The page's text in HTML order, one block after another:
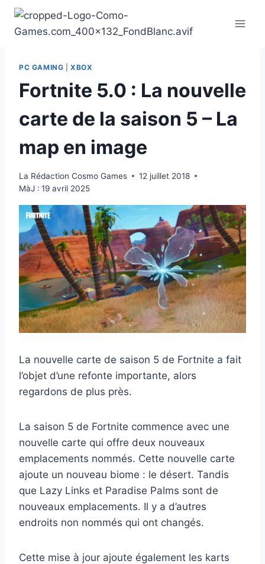
Aller
contenu
PC GAMING |XBOX
Fortnite 5.0 : La nouvelle
carte de la saison 5 – La
map en image
La Rédaction Cosmo Games
12 juillet 2018
MàJ : 19 avril 2025
La nouvelle carte de saison 5 de Fortnite a fait
l’objet d’une refonte importante, alors
regardons de plus près.
La saison 5 de Fortnite commence avec une
nouvelle carte qui offre deux nouveaux
emplacements nommés. Cette nouvelle carte
ajoute un nouveau biome : le désert. Tandis
que Lazy Links et Paradise Palms sont de
nouveaux emplacements. Il y a d’autres
endroits non nommés qui ont changés.
Cette mise à jour ajoute également les karts